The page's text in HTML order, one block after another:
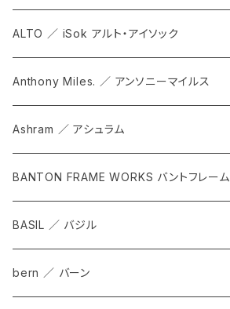
ALTO ／ iSok アルト・アイソック
Anthony Miles. ／ アンソニーマイルス
Ashram ／ アシュラム
BANTON FRAME WORKS バントフレーム
BASIL ／ バジル
bern ／ バーン